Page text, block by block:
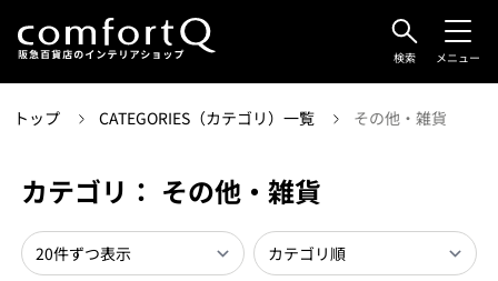
検索 メニュー
トップ CATEGORIES（カテゴリ）一覧 その他・雑貨
カテゴリ： その他・雑貨